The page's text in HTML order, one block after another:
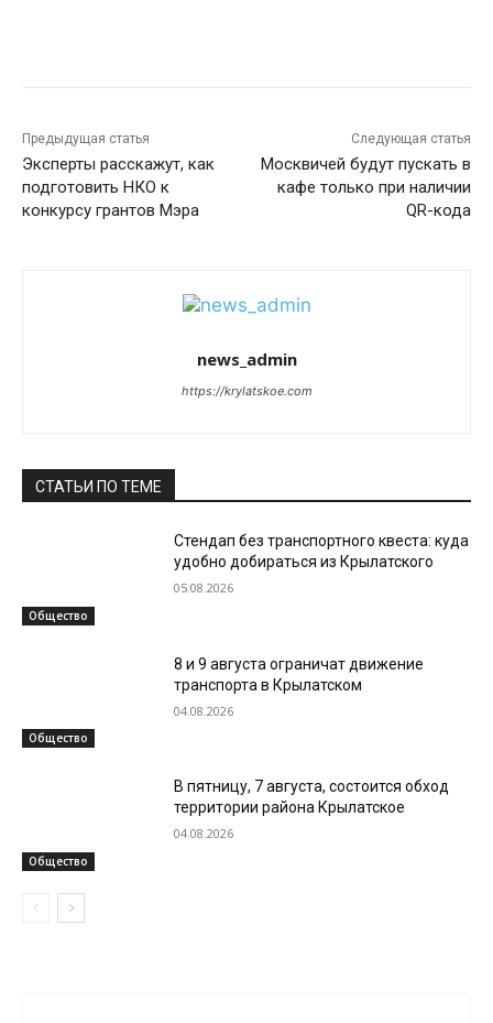
Предыдущая статья
Эксперты расскажут, как
подготовить НКО к
конкурсу грантов Мэра
Следующая статья
Москвичей будут пускать в
кафе только при наличии
QR-кода
news_admin
https://krylatskoe.com
СТАТЬИ ПО ТЕМЕ
Общество
Стендап без транспортного квеста: куда
удобно добираться из Крылатского
05.08.2026
Общество
8 и 9 августа ограничат движение
транспорта в Крылатском
04.08.2026
Общество
В пятницу, 7 августа, состоится обход
территории района Крылатское
04.08.2026